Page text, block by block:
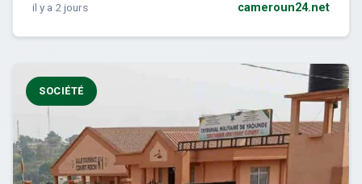
il y a 2 jours cameroun24.net
SOCIÉTÉ